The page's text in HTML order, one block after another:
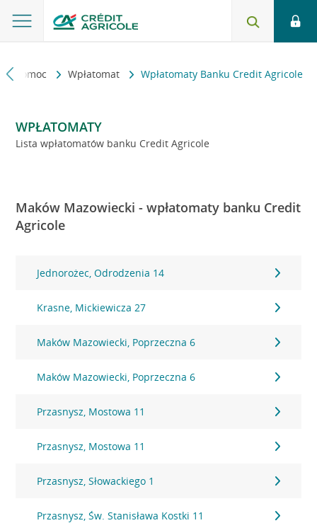
i pomoc Wpłatomat Wpłatomaty Banku Credit Agricole
WPŁATOMATY
Lista wpłatomatów banku Credit Agricole
Maków Mazowiecki - wpłatomaty banku Credit
Agricole
Jednorożec, Odrodzenia 14
Krasne, Mickiewicza 27
Maków Mazowiecki, Poprzeczna 6
Maków Mazowiecki, Poprzeczna 6
Przasnysz, Mostowa 11
Przasnysz, Mostowa 11
Przasnysz, Słowackiego 1
Przasnysz, Św. Stanisława Kostki 11